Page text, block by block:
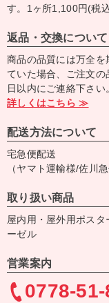
す。1ヶ所1,100円(税
返品・交換について
商品の品質には万全を
ていた場合、ご注文
日以内にご連絡下さい
詳しくはこちら ≫
配送方法について
宅急便配送
（ヤマト運輸様/佐川
取り扱い商品
屋内用・屋外用ポス
ーゼル
営業案内
0778-